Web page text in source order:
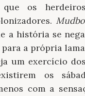
que os
a história se
a própria
um exercício
os
com a